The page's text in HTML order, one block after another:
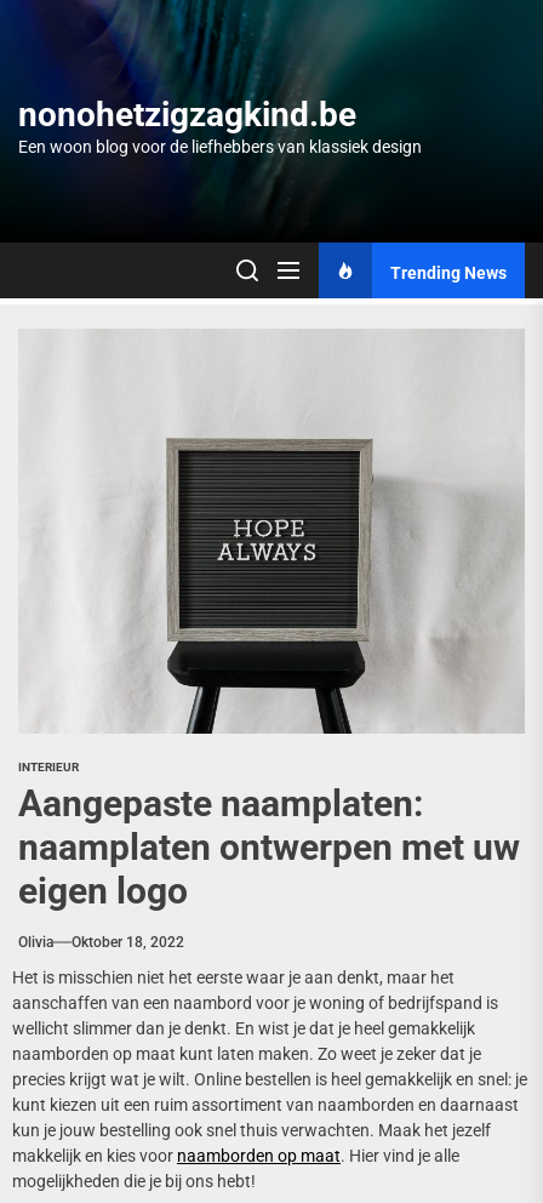
nonohetzigzagkind.be
Een woon blog voor de liefhebbers van klassiek design
Trending News
INTERIEUR
Aangepaste naamplaten:
naamplaten ontwerpen met uw
eigen logo
Olivia Oktober 18, 2022
Het is misschien niet het eerste waar je aan denkt, maar het
aanschaffen van een naambord voor je woning of bedrijfspand is
wellicht slimmer dan je denkt. En wist je dat je heel gemakkelijk
naamborden op maat kunt laten maken. Zo weet je zeker dat je
precies krijgt wat je wilt. Online bestellen is heel gemakkelijk en snel: je
kunt kiezen uit een ruim assortiment van naamborden en daarnaast
kun je jouw bestelling ook snel thuis verwachten. Maak het jezelf
makkelijk en kies voor naamborden op maat. Hier vind je alle
mogelijkheden die je bij ons hebt!